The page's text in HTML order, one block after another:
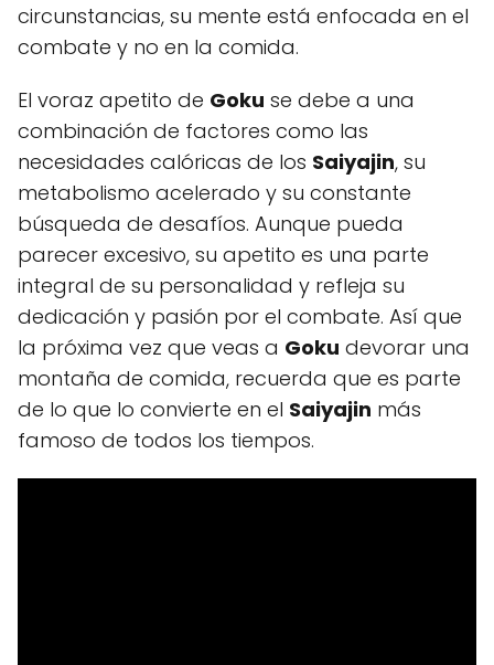
circunstancias, su mente está enfocada en el
combate y no en la comida.
El voraz apetito de Goku se debe a una
combinación de factores como las
necesidades calóricas de los Saiyajin, su
metabolismo acelerado y su constante
búsqueda de desafíos. Aunque pueda
parecer excesivo, su apetito es una parte
integral de su personalidad y refleja su
dedicación y pasión por el combate. Así que
la próxima vez que veas a Goku devorar una
montaña de comida, recuerda que es parte
de lo que lo convierte en el Saiyajin más
famoso de todos los tiempos.